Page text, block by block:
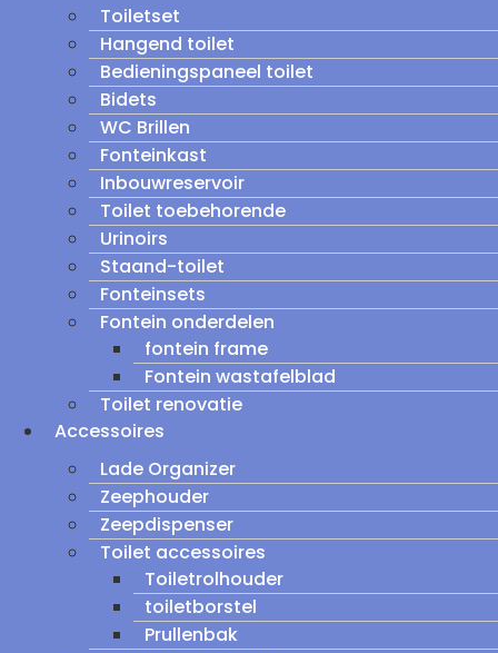
Toiletset
Hangend toilet
Bedieningspaneel toilet
Bidets
WC Brillen
Fonteinkast
Inbouwreservoir
Toilet toebehorende
Urinoirs
Staand-toilet
Fonteinsets
Fontein onderdelen
fontein frame
Fontein wastafelblad
Toilet renovatie
Accessoires
Lade Organizer
Zeephouder
Zeepdispenser
Toilet accessoires
Toiletrolhouder
toiletborstel
Prullenbak